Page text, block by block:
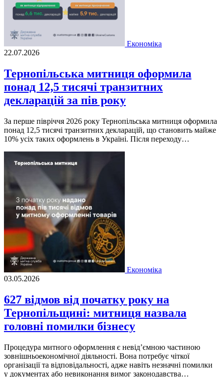
Економіка
22.07.2026
Тернопільська митниця оформила
понад 12,5 тисячі транзитних
декларацій за пів року
За перше півріччя 2026 року Тернопільська митниця оформила
понад 12,5 тисячі транзитних декларацій, що становить майже
10% усіх таких оформлень в Україні. Після переходу…
Економіка
03.05.2026
627 відмов від початку року на
Тернопільщині: митниця назвала
головні помилки бізнесу
Процедура митного оформлення є невід’ємною частиною
зовнішньоекономічної діяльності. Вона потребує чіткої
організації та відповідальності, адже навіть незначні помилки
у документах або невиконання вимог законодавства…